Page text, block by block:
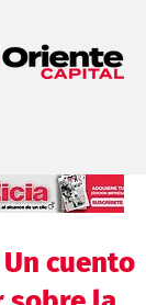
cuento